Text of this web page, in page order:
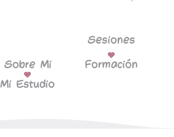
Sobre Mi
Mi Estudio
Sesiones
Formación